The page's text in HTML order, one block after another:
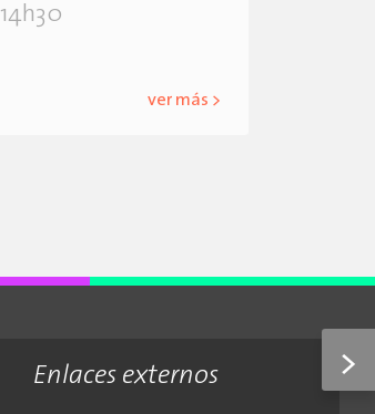
>
14h30
ver más >
Enlaces externos